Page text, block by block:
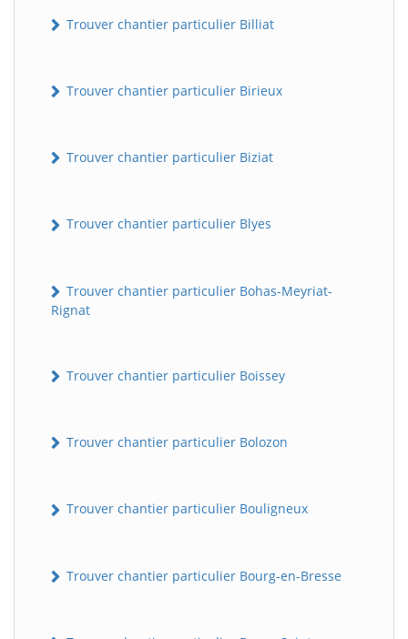
Trouver chantier particulier Billiat
Trouver chantier particulier Birieux
Trouver chantier particulier Biziat
Trouver chantier particulier Blyes
Trouver chantier particulier Bohas-Meyriat-
Rignat
Trouver chantier particulier Boissey
Trouver chantier particulier Bolozon
Trouver chantier particulier Bouligneux
Trouver chantier particulier Bourg-en-Bresse